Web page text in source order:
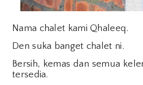
Nama chalet kami Qhaleeq.
Den suka banget chalet ni.
Bersih, kemas dan semua
tersedia.